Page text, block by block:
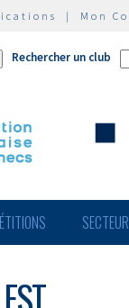
| Mon
Rechercher un club